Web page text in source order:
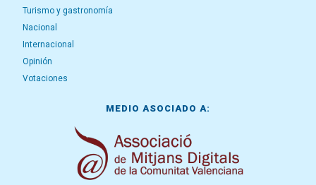
Turismo y gastronomía
Nacional
Internacional
Opinión
Votaciones
MEDIO ASOCIADO A: